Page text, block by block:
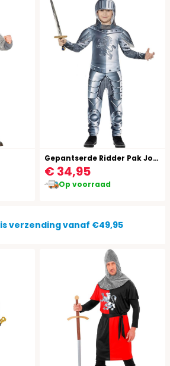
Gepantserde Ridder Pak Jongens
€ 34,95
Op voorraad
verzending vanaf €49,95